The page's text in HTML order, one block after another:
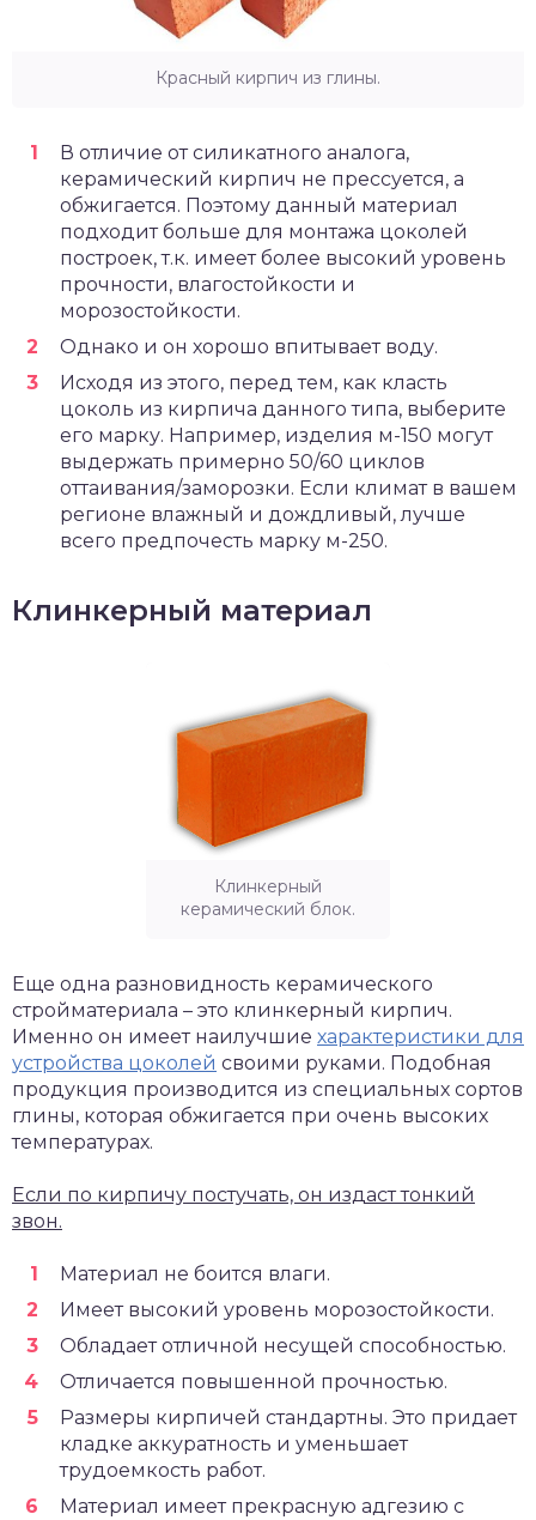
Красный кирпич из глины.
В отличие от силикатного аналога,
керамический кирпич не прессуется, а
обжигается. Поэтому данный материал
подходит больше для монтажа цоколей
построек, т.к. имеет более высокий уровень
прочности, влагостойкости и
морозостойкости.
Однако и он хорошо впитывает воду.
Исходя из этого, перед тем, как класть
цоколь из кирпича данного типа, выберите
его марку. Например, изделия м-150 могут
выдержать примерно 50/60 циклов
оттаивания/заморозки. Если климат в вашем
регионе влажный и дождливый, лучше
всего предпочесть марку м-250.
Клинкерный материал
Клинкерный
керамический блок.
Еще одна разновидность керамического
стройматериала – это клинкерный кирпич.
Именно он имеет наилучшие характеристики для
устройства цоколей своими руками. Подобная
продукция производится из специальных сортов
глины, которая обжигается при очень высоких
температурах.
Если по кирпичу постучать, он издаст тонкий
звон.
Материал не боится влаги.
Имеет высокий уровень морозостойкости.
Обладает отличной несущей способностью.
Отличается повышенной прочностью.
Размеры кирпичей стандартны. Это придает
кладке аккуратность и уменьшает
трудоемкость работ.
Материал имеет прекрасную адгезию с